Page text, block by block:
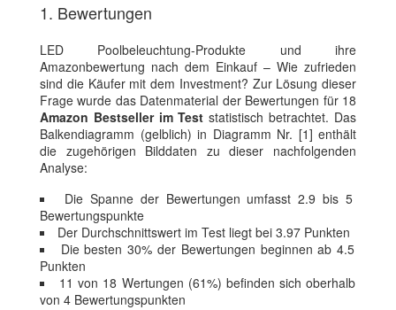
1. Bewertungen
LED Poolbeleuchtung-Produkte und ihre
Amazonbewertung nach dem Einkauf – Wie zufrieden
sind die Käufer mit dem Investment? Zur Lösung dieser
Frage wurde das Datenmaterial der Bewertungen für 18
Amazon Bestseller im Test statistisch betrachtet. Das
Balkendiagramm (gelblich) in Diagramm Nr. [1] enthält
die zugehörigen Bilddaten zu dieser nachfolgenden
Analyse:
Die Spanne der Bewertungen umfasst 2.9 bis 5
Bewertungspunkte
Der Durchschnittswert im Test liegt bei 3.97 Punkten
Die besten 30% der Bewertungen beginnen ab 4.5
Punkten
11 von 18 Wertungen (61%) befinden sich oberhalb
von 4 Bewertungspunkten